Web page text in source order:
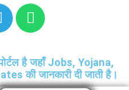
e
W
h
s
a
है जहाँ Jobs, Yojana,
की जानकारी दी जाती है।